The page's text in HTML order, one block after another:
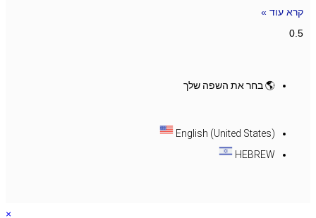
קרא עוד »
🌎 בחר את השפה שלך
English (United States)
HEBREW
×